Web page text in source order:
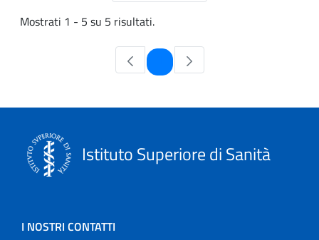
Mostrati 1 - 5 su 5 risultati.
Pagina
Istituto Superiore di Sanità
I NOSTRI CONTATTI